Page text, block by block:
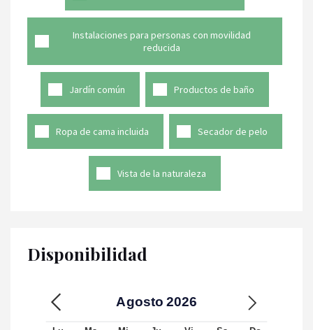
Instalaciones para personas con movilidad
reducida
Jardín común Productos de baño
Ropa de cama incluida Secador de pelo
Vista de la naturaleza
Disponibilidad
Agosto 2026